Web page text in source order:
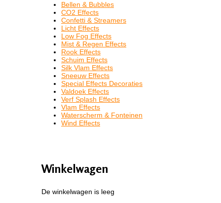
Bellen & Bubbles
CO2 Effects
Confetti & Streamers
Licht Effects
Low Fog Effects
Mist & Regen Effects
Rook Effects
Schuim Effects
Silk Vlam Effects
Sneeuw Effects
Special Effects Decoraties
Valdoek Effects
Verf Splash Effects
Vlam Effects
Waterscherm & Fonteinen
Wind Effects
Winkelwagen
De winkelwagen is leeg